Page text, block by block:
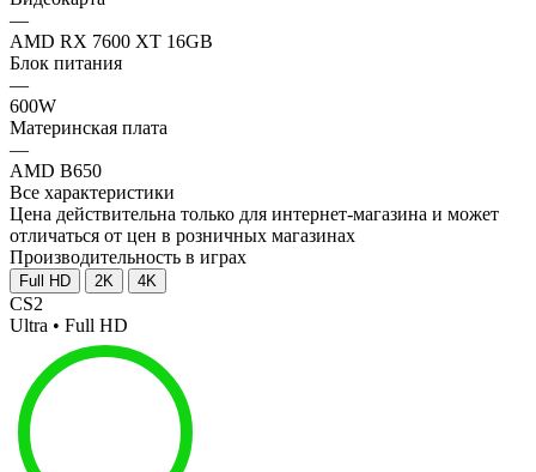
—
AMD RX 7600 XT 16GB
Блок питания
—
600W
Материнская плата
—
AMD B650
Все характеристики
Цена действительна только для интернет-магазина и может
отличаться от цен в розничных магазинах
Производительность в играх
Full HD 2K 4K
CS2
Ultra • Full HD